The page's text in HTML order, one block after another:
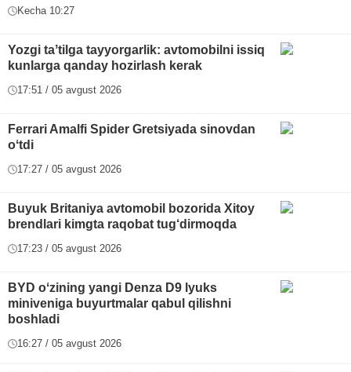
Kecha 10:27
Yozgi taʼtilga tayyorgarlik: avtomobilni issiq
kunlarga qanday hozirlash kerak
17:51 / 05 avgust 2026
Ferrari Amalfi Spider Gretsiyada sinovdan
oʻtdi
17:27 / 05 avgust 2026
Buyuk Britaniya avtomobil bozorida Xitoy
brendlari kimgta raqobat tug‘dirmoqda
17:23 / 05 avgust 2026
BYD oʻzining yangi Denza D9 lyuks
miniveniga buyurtmalar qabul qilishni
boshladi
16:27 / 05 avgust 2026